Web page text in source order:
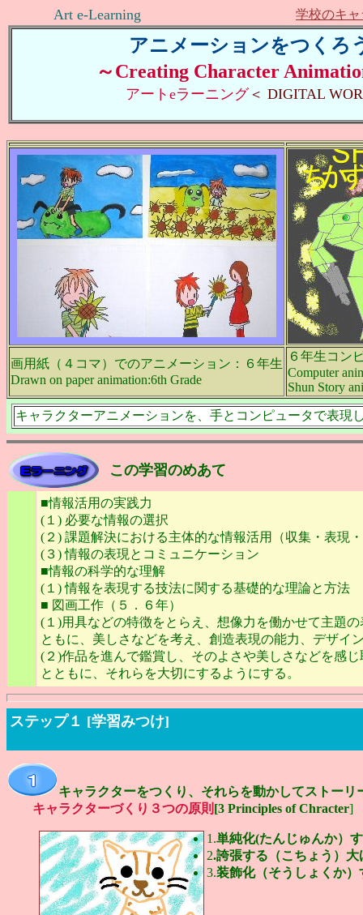
Art e-Learning 学校のキ
アニメーションをつくろ
～Creating Character
アートeラーニング＜ DIGITAL
画用紙（４コマ）でのアニメーション：６年生
Drawn on paper animation:6th Grade
６年生コン
Computer
Shun Story
キャラクターアニメーションを、手とコンピュータで表現
この学習のめあて
■情報活用の実践力
(１) 必要な情報の選択
(２) 課題解決における主体的な情報活用（収集・表現
(３) 情報の表現とコミュニケーション
■情報の科学的な理解
(１) 情報を表現する技法に関する基礎的な理論と方法
■ 図画工作（５．６年）
(１)用具などの特徴をとらえ、想像力を働かせて主題
ともに、美しさなどを考え、創造表現の能力、デザイ
(２)作品を進んで鑑賞し、そのよさや美しさなどを感
とともに、それらを大切にするようにする。
ステップ１ [学習みつけ]
キャラクターをつくり、それらを動かしてストー
キャラクターづくり３つの原則 [3 Principles of Chracter]
1.単純化(たんじゅんか）
2.誇張する（こちょう）
3.装飾化（そうしょくか）